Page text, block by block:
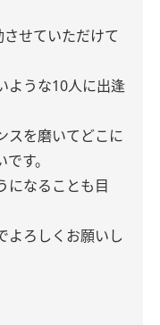
せていただけて
ような10人に出逢
スを磨いてどこに
す。
になることも目
よろしくお願いし